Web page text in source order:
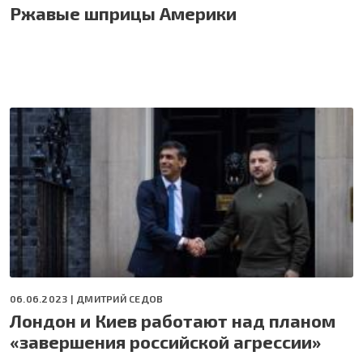
Ржавые шприцы Америки
06.06.2023 | ДМИТРИЙ СЕДОВ
Лондон и Киев работают над планом
«завершения российской агрессии»